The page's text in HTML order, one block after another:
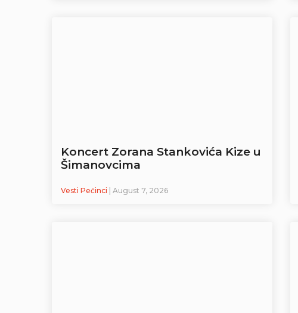
Koncert Zorana Stankovića Kize u
Šimanovcima
Vesti Pećinci | August 7, 2026